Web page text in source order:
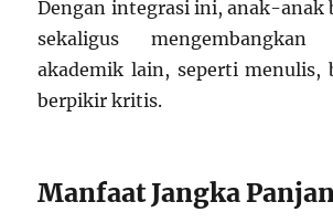
Dengan integrasi ini, anak-anak
sekaligus mengembangkan
akademik lain, seperti menulis,
berpikir kritis.
Manfaat Jangka